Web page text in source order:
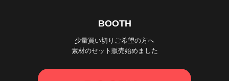
BOOTH
少量買い切りご希望の方へ
素材のセット販売始めました